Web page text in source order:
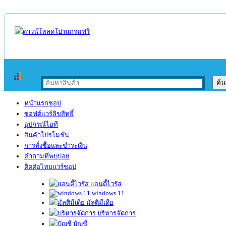
หน้าแรกชอป
ซอฟต์แวร์ลิขสิทธิ์
อุปกรณ์ไอที
สินค้าโปรโมชั่น
การสั่งซื้อและชำระเงิน
คำถามที่พบบ่อย
ติดต่อไทยแวร์ชอป
แอนตี้ไวรัส
windows 11
มัลติมีเดีย
บริหารจัดการ
บัญชี